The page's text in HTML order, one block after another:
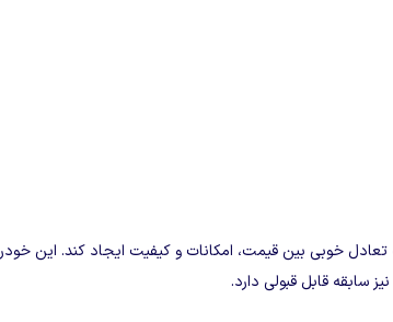
خوبی بین قیمت، امکانات و کیفیت ایجاد کند. این
سابقه قابل‌ قبولی دارد.